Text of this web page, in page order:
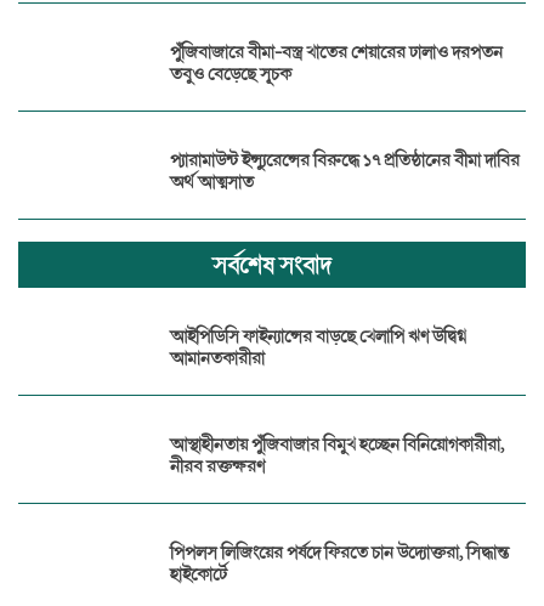
পুঁজিবাজারে বীমা-বস্ত্র খাতের শেয়ারের ঢালাও দরপতন
তবুও বেড়েছে সূচক
প্যারামাউন্ট ইন্স্যুরেন্সের বিরুদ্ধে ১৭ প্রতিষ্ঠানের বীমা দাবির
অর্থ আত্মসাত
সর্বশেষ সংবাদ
আইপিডিসি ফাইন্যান্সের বাড়ছে খেলাপি ঋণ উদ্বিগ্ন
আমানতকারীরা
আস্থাহীনতায় পুঁজিবাজার বিমুখ হচ্ছেন বিনিয়োগকারীরা,
নীরব রক্তক্ষরণ
পিপলস লিজিংয়ের পর্ষদে ফিরতে চান উদ্যোক্তরা, সিদ্ধান্ত
হাইকোর্টে